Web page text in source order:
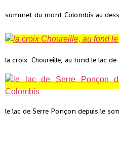
sommet du mont Colombis au
la croix Choureille, au fond le lac de
le lac de Serre Ponçon depuis le